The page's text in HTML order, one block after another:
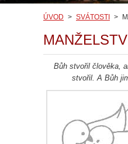
ÚVOD > SVÁTOSTI >
Bůh stvořil člověka,
stvořil. A Bůh